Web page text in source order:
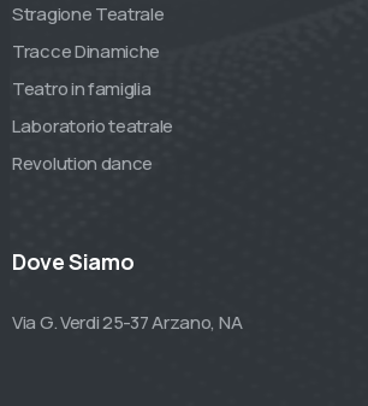
Stragione Teatrale
Tracce Dinamiche
Teatro in famiglia
Laboratorio teatrale
Revolution dance
Dove Siamo
Via G. Verdi 25-37 Arzano, NA